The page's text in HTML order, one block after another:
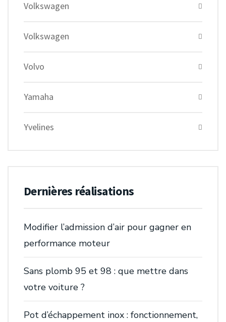
Volkswagen
Volkswagen
Volvo
Yamaha
Yvelines
Dernières réalisations
Modifier l’admission d’air pour gagner en
performance moteur
Sans plomb 95 et 98 : que mettre dans
votre voiture ?
Pot d’échappement inox : fonctionnement,